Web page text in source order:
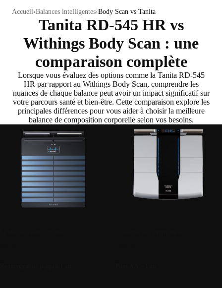
Accueil Balances intelligentes Body Scan vs Tanita
Tanita RD-545 HR vs
Withings Body Scan : une
comparaison complète
Lorsque vous évaluez des options comme la Tanita RD-545
HR par rapport au Withings Body Scan, comprendre les
nuances de chaque balance peut avoir un impact significatif sur
votre parcours santé et bien-être. Cette comparaison explore les
principales différences pour vous aider à choisir la meilleure
balance de composition corporelle selon vos besoins.